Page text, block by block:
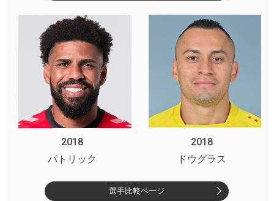
2018
2018
パトリック
ドウグラス
選手比較ページ